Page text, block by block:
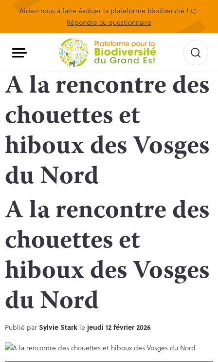
Aidez-nous à faire évoluer la plateforme biodiversité ! 👉
Répondre au questionnaire
A la rencontre des
chouettes et
hiboux des Vosges
du Nord
A la rencontre des
chouettes et
hiboux des Vosges
du Nord
Publié parSylvie Stark le jeudi 12 février 2026